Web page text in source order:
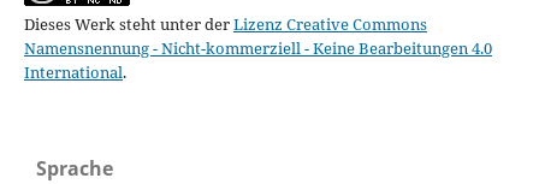
Dieses Werk steht unter derLizenz Creative Commons
Namensnennung - Nicht-kommerziell - Keine Bearbeitungen 4.0
International.
Sprache